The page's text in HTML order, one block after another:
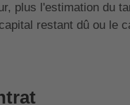
plus l'estimation du
restant dû ou le